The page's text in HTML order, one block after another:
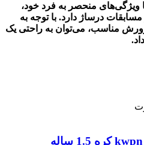
ویژگی‌های منحصر به فرد خود،
درساژ دارد. با توجه به
مناسب، می‌توان به راحتی یک